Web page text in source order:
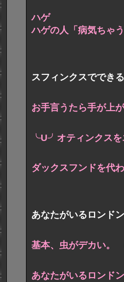
ハゲ
ハゲの人「病気ちゃ
スフィンクスででき
お手言うたら手が上
╰U╯オティンクスを
ダックスフンドを代
あなたがいるロンド
基本、虫がデカい。
あなたがいるロンド